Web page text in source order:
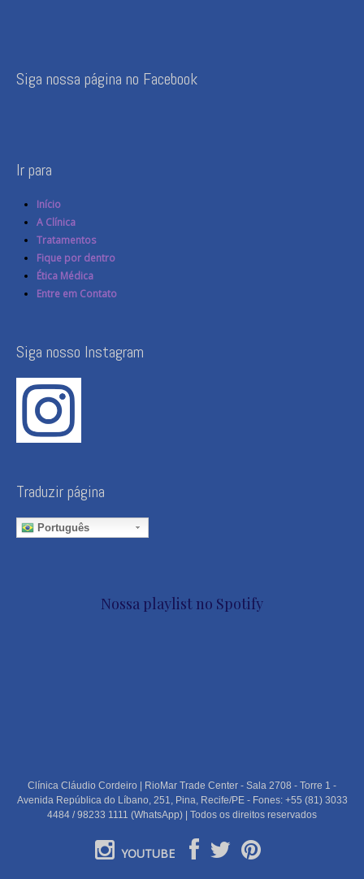
Siga nossa página no Facebook
Ir para
Início
A Clínica
Tratamentos
Fique por dentro
Ética Médica
Entre em Contato
Siga nosso Instagram
Traduzir página
Português
Nossa playlist no Spotify
Clínica Cláudio Cordeiro | RioMar Trade Center - Sala 2708 - Torre 1 -
Avenida República do Líbano, 251, Pina, Recife/PE - Fones: +55 (81) 3033
4484 / 98233 1111 (WhatsApp) | Todos os direitos reservados
YOUTUBE